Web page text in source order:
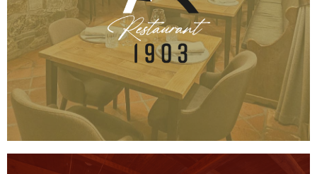
Restaurant 1903
Un percorso verso le origini della Val d'Ayas
Scopri il menu e prenota il tuo tavolo